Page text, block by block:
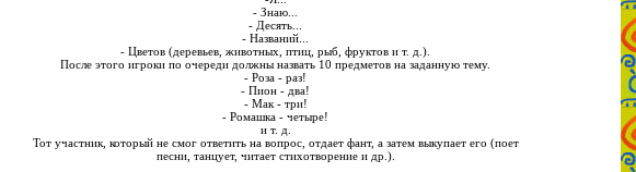
- Знаю...
- Десять...
- Названий...
- Цветов (деревьев, животных, птиц, рыб, фруктов и т. д.).
После этого игроки по очереди должны назвать 10 предметов на заданную тему.
- Роза - раз!
- Пион - два!
- Мак - три!
- Ромашка - четыре!
и т. д.
Тот участник, который не смог ответить на вопрос, отдает фант, а затем выкупает его (поет
песни, танцует, читает стихотворение и др.).